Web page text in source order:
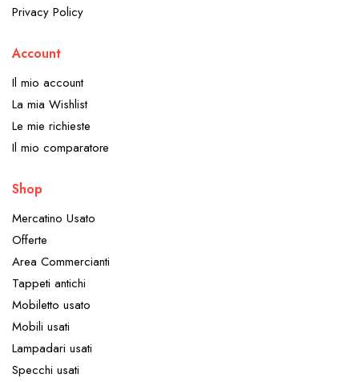
Privacy Policy
Account
Il mio account
La mia Wishlist
Le mie richieste
Il mio comparatore
Shop
Mercatino Usato
Offerte
Area Commercianti
Tappeti antichi
Mobiletto usato
Mobili usati
Lampadari usati
Specchi usati